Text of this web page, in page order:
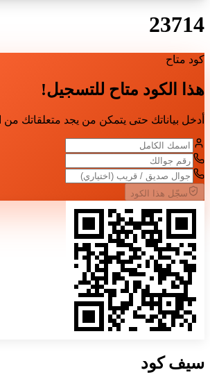
23714
كود متاح
هذا الكود متاح للتسجيل!
أدخل بياناتك حتى يتمكن من يجد متعلقاتك
سجّل هذا الكود
سيفكود